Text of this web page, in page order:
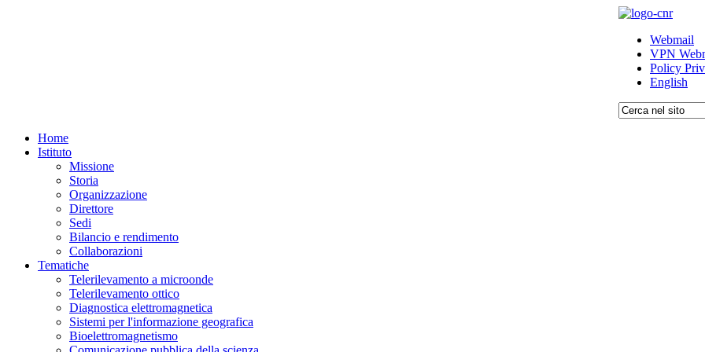
Webmail
VPN
Policy
English
Home
Istituto
Missione
Storia
Organizzazione
Direttore
Sedi
Bilancio e rendimento
Collaborazioni
Tematiche
Telerilevamento a microonde
Telerilevamento ottico
Diagnostica elettromagnetica
Sistemi per l'informazione geografica
Bioelettromagnetismo